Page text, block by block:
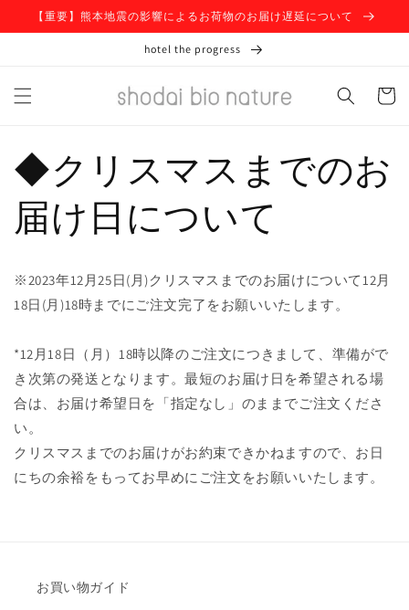
ンツに
進む
【重要】熊本地震の影響によるお荷物のお届け遅延について
hotel the progress
ー
◆クリスマスまでのお
届け日について
※2023年12月25日(月)クリスマスまでのお届けについて12月
18日(月)18時までにご注文完了をお願いいたします。
*12月18日（月）18時以降のご注文につきまして、準備がで
き次第の発送となります。最短のお届け日を希望される場
合は、お届け希望日を「指定なし」のままでご注文くださ
い。
クリスマスまでのお届けがお約束できかねますので、お日
にちの余裕をもってお早めにご注文をお願いいたします。
お買い物ガイド